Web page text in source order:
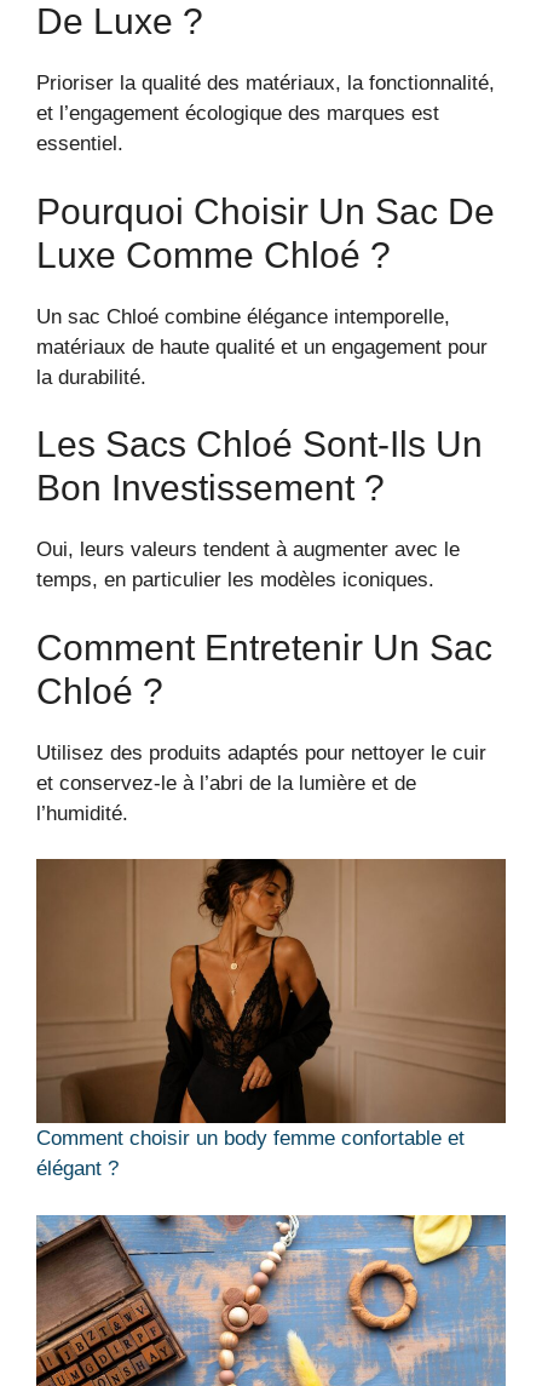
De Luxe ?
Prioriser la qualité des matériaux, la fonctionnalité,
et l’engagement écologique des marques est
essentiel.
Pourquoi Choisir Un Sac De
Luxe Comme Chloé ?
Un sac Chloé combine élégance intemporelle,
matériaux de haute qualité et un engagement pour
la durabilité.
Les Sacs Chloé Sont-Ils Un
Bon Investissement ?
Oui, leurs valeurs tendent à augmenter avec le
temps, en particulier les modèles iconiques.
Comment Entretenir Un Sac
Chloé ?
Utilisez des produits adaptés pour nettoyer le cuir
et conservez-le à l’abri de la lumière et de
l’humidité.
Comment choisir un body femme confortable et
élégant ?